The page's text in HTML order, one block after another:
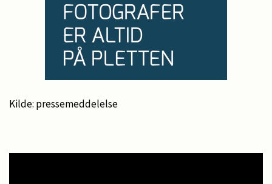
Kilde: pressemeddelelse